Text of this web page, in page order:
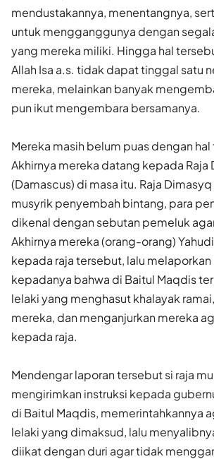
mendustakannya, menentangnya,
untuk mengganggunya dengan
yang mereka miliki. Hingga hal
Allah Isa a.s. tidak dapat tinggal satu
mereka, melainkan banyak
pun ikut mengembara bersamanya.
Mereka masih belum puas dengan
Akhirnya mereka datang kepada Raja
(Damascus) di masa itu. Raja
musyrik penyembah bintang, para
dikenal dengan sebutan pemeluk
Akhirnya mereka (orang-orang)
kepada raja tersebut, lalu melaporkan
kepadanya bahwa di Baitul Maqdis
lelaki yang menghasut khalayak
mereka, dan menganjurkan mereka
kepada raja.
Mendengar laporan tersebut si raja
mengirimkan instruksi kepada
di Baitul Maqdis, memerintahkannya
lelaki yang dimaksud, lalu
diikat dengan duri agar tidak